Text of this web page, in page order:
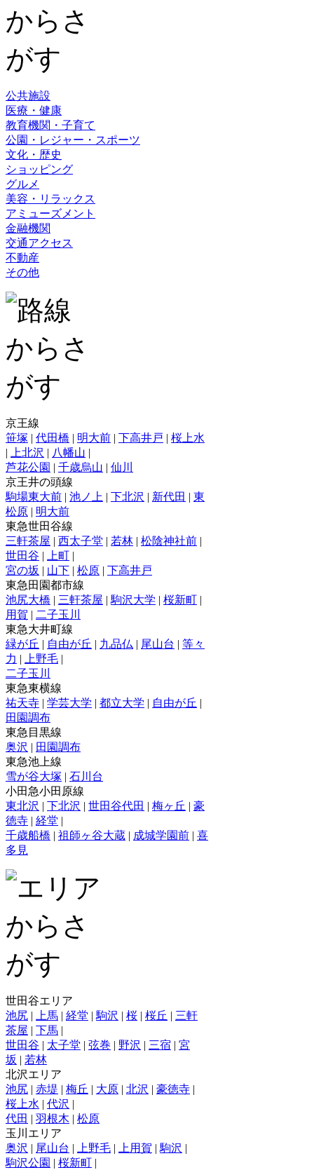
公共施設
医療・健康
教育機関・子育て
公園・レジャー・スポーツ
文化・歴史
ショッピング
グルメ
美容・リラックス
アミューズメント
金融機関
交通アクセス
不動産
その他
京王線
笹塚 | 代田橋 | 明大前 | 下高井戸 | 桜上水
|
上北沢 | 八幡山 |
芦花公園 | 千歳烏山 | 仙川
京王井の頭線
駒場東大前 | 池ノ上 | 下北沢 | 新代田 | 東
松原 | 明大前
東急世田谷線
三軒茶屋 | 西太子堂 | 若林 | 松陰神社前 |
世田谷 | 上町 |
宮の坂 | 山下 | 松原 | 下高井戸
東急田園都市線
池尻大橋 | 三軒茶屋 | 駒沢大学 | 桜新町 |
用賀 | 二子玉川
東急大井町線
緑が丘 | 自由が丘 | 九品仏 | 尾山台 | 等々
力 | 上野毛 |
二子玉川
東急東横線
祐天寺 | 学芸大学 | 都立大学 | 自由が丘 |
田園調布
東急目黒線
奥沢 | 田園調布
東急池上線
雪が谷大塚 | 石川台
小田急小田原線
東北沢 | 下北沢 | 世田谷代田 | 梅ヶ丘 | 豪
徳寺 | 経堂 |
千歳船橋 | 祖師ヶ谷大蔵 | 成城学園前 | 喜
多見
世田谷エリア
池尻 | 上馬 | 経堂 | 駒沢 | 桜 | 桜丘 | 三軒
茶屋 | 下馬 |
世田谷 | 太子堂 | 弦巻 | 野沢 | 三宿 | 宮
坂 | 若林
北沢エリア
池尻 | 赤堤 | 梅丘 | 大原 | 北沢 | 豪徳寺 |
桜上水 | 代沢 |
代田 | 羽根木 | 松原
玉川エリア
奥沢 | 尾山台 | 上野毛 | 上用賀 | 駒沢 |
駒沢公園 | 桜新町 |